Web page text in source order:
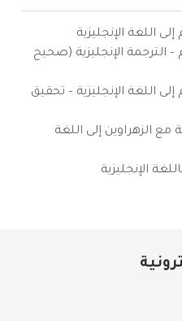
اللغة الإنجليزية
– الترجمة الإنجليزية (صحيح
اللغة الإنجليزية – تحقيق
الزهراوين إلى اللغة
الإنجليزية